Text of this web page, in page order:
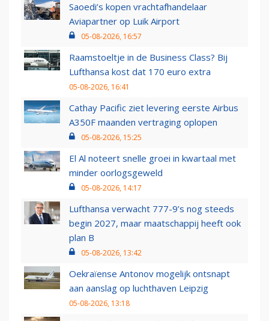
Saoedi’s kopen vrachtafhandelaar
Aviapartner op Luik Airport
05-08-2026, 16:57
Raamstoeltje in de Business Class? Bij
Lufthansa kost dat 170 euro extra
05-08-2026, 16:41
Cathay Pacific ziet levering eerste Airbus
A350F maanden vertraging oplopen
05-08-2026, 15:25
El Al noteert snelle groei in kwartaal met
minder oorlogsgeweld
05-08-2026, 14:17
Lufthansa verwacht 777-9’s nog steeds
begin 2027, maar maatschappij heeft ook
plan B
05-08-2026, 13:42
Oekraïense Antonov mogelijk ontsnapt
aan aanslag op luchthaven Leipzig
05-08-2026, 13:18